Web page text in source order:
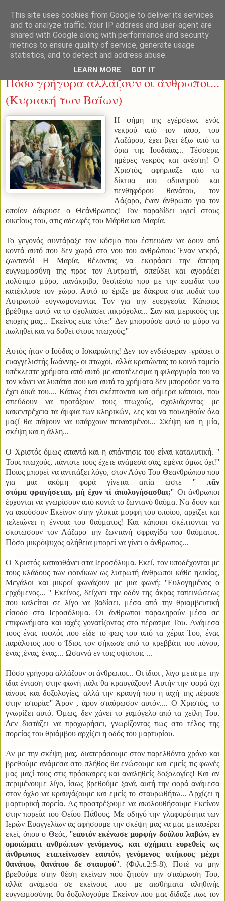
Σάββατο 12 Απριλίου 2014
Πόσο γρήγορα αλλάζουν οι άνθρωποι...
(Κυριακή των Βαΐων)
Η φήμη της εγέρσεως ενός
νεκρού από τον τάφο, του
Λαζάρου, έχει βγει έξω από τα
όρια της Ιουδαίας... Τέσσερις
ημέρες νεκρός και ανέστη! Ο
Χριστός, αφήρπαξε από τα
δίκτυα του οδυνηρού και
πενθηφόρου θανάτου, τον
Λάζαρο, έναν άνθρωπο για τον
οποίον δάκρυσε ο Θεάνθρωπος! Τον παραδίδει υγιεί στους
οικείους του, στις αδελφές του Μάρθα και Μαρία.
Το γεγονός συντάραξε τον κόσμο που έσπευδαν να δουν από
κοντά αυτό που δεν χωρά στο νου του ανθρώπου: Έναν νεκρό,
ζωντανό!Η Μαρία, θέλοντας να εκφράσει την άπειρη
ευγνωμοσύνη της προς τον Λυτρωτή, σπεύδει και αγοράζει
πολύτιμο μύρο, πανάκριβο, θεσπέσιο που με την ευωδία του
κατέκλυσε τον χώρο. Αυτό το έριξε με δάκρυα στα ποδιά του
Λυτρωτού ευγνωμονώντας Τον για την ευεργεσία. Κάποιος
βρέθηκε αυτό να το σχολιάσει πικρόχολα... Σαν και μερικούς της
εποχής μας... Εκείνος είπε τότε:'' Δεν μπορούσε αυτό το μύρο να
πωληθεί και να δοθεί στους πτωχούς;''
Αυτός ήταν ο Ιούδας ο Ισκαριώτης! Δεν τον ενδιέφεραν -γράφει ο
ευαγγελιστής Ιωάννης- οι πτωχοί, αλλά κρατώντας το κοινό ταμείο
υπέκλεπτε χρήματα από αυτό με αποτέλεσμα η φιλαργυρία του να
τον κάνει να λυπάται που και αυτά τα χρήματα δεν μπορούσε να τα
έχει δικά του.... Κάπως έτσι σκέπτονται και σήμερα κάποιοι, που
σπεύδουν να προτάξουν τους πτωχούς, σχολιάζοντας με
κακεντρέχεια τα άμφια των κληρικών, λες και να πουληθούν όλα
μαζί θα πάψουν να υπάρχουν πεινασμένοι... Σκέψη και η μία,
σκέψη και η άλλη...
Ο Χριστός όμως απαντά και η απάντησις του είναι καταλυτική. ''
Τους πτωχούς, πάντοτε τους έχετε ανάμεσα σας, εμένα όμως όχι!''
Ποιος μπορεί να αντιτάξει λόγο, στον Λόγο Του Θεανθρώπου που
για μια ακόμη φορά γίνεται αιτία ώστε '' πᾶν
στόμα φραγήσεται, μὴ ἔχοντίἀπολογήσασθαι;'' Οι άνθρωποι
έρχονται να γνωρίσουν από κοντά το ζωντανό θαύμα. Να δουν και
να ακούσουν Εκείνον στην γλυκιά μορφή του οποίου, αρχίζει και
τελειώνει η έννοια του θαύματος! Και κάποιοι σκέπτονται να
σκοτώσουν τον Λάζαρο την ζωντανή σφραγίδα του θαύματος.
Πόσο μικρόψυχος αλήθεια μπορεί να γίνει ο άνθρωπος...
Ο Χριστός καταφθάνει στα Ιεροσόλυμα. Εκεί, τον υποδέχονται με
τους κλάδους των φοινίκων ως λυτρωτή άνθρωποι κάθε ηλικίας,
Μεγάλοι και μικροί φωνάζουν με μια φωνή: ''Ευλογημένος ο
ερχόμενος... '' Εκείνος, δείχνει την οδόν της άκρας ταπεινώσεως
που καλείται σε λίγο να βαδίσει, μέσα από την θριαμβευτική
είσοδο στα Ιεροσόλυμα. Οι άνθρωποι παραληρούν μέσα σε
επιφωνήματα και ιαχές γονατίζοντας στο πέρασμα Του. Ανάμεσα
τους ένας τυφλός που είδε το φως του από τα χέρια Του, ένας
παράλυτος που ο Ίδιος τον σήκωσε από το κρεββάτι του πόνου,
ένας ,ένας, ένας.... Ωσαννά εν τοις υψίστοις ...
Πόσο γρήγορα αλλάζουν οι άνθρωποι... Οι ίδιοι , λίγο μετά με την
ίδια ένταση στην φωνή πάλι θα κραυγάζουν! Αυτήν την φορά όχι
αίνους και δοξολογίες, αλλά την κραυγή που η ιαχή της πέρασε
στην ιστορία:'' Άρον , άρον σταύρωσον αυτόν.... Ο Χριστός, το
γνωρίζει αυτό. Όμως, δεν χάνει το χαμόγελο από τα χείλη Του.
Δεν διστάζει να προχωρήσει, γνωρίζοντας πως στο τέλος της
πορείας του θριάμβου αρχίζει η οδός του μαρτυρίου.
Αν με την σκέψη μας, διαπεράσουμε στον παρελθόντα χρόνο και
βρεθούμε ανάμεσα στο πλήθος θα ενώσουμε και εμείς τις φωνές
μας μαζί τους στις πρόσκαιρες και αναληθείς δοξολογίες! Και αν
περιμένουμε λίγο, ίσως βρεθούμε ξανά, αυτή την φορά ανάμεσα
στον όχλο να κραυγάζουμε και εμείς το σταυρωθήτω... Αρχίζει η
μαρτυρική πορεία. Ας προστρέξουμε να ακολουθήσουμε Εκείνον
στην πορεία του Θείου Πάθους. Με οδηγό την γλαφυρότητα των
Ιερών Ευαγγελίων ας αφήσουμε την σκέψη μας να μας μεταφέρει
εκεί, όπου ο Θεός, ''εαυτόν εκένωσε μορφήν δούλου λαβών, εν
ομοιώματι ανθρώπων γενόμενος, και σχήματι ευρεθείς ως
άνθρωπος εταπείνωσεν εαυτόν, γενόμενος υπήκοος μέχρι
θανάτου, θανάτου δε σταυρού''. (Φιλπ.2:5-8). Ποτέ να μην
βρεθούμε στην θέση εκείνων που ζητούν την σταύρωση Του,
αλλά ανάμεσα σε εκείνους που με αισθήματα αληθινής
ευγνωμοσύνης θα δοξολογούμε Εκείνον που μας δίδαξε πως τον
This site uses cookies from Google to deliver its services
and to analyze traffic. Your IP address and user-agent are
shared with Google along with performance and security
metrics to ensure quality of service, generate usage
statistics, and to detect and address abuse.
LEARN MORE GOT IT